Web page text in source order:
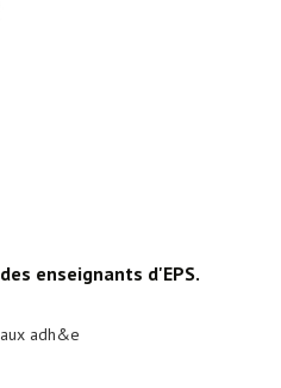
enseignants d'EPS.
adh&e